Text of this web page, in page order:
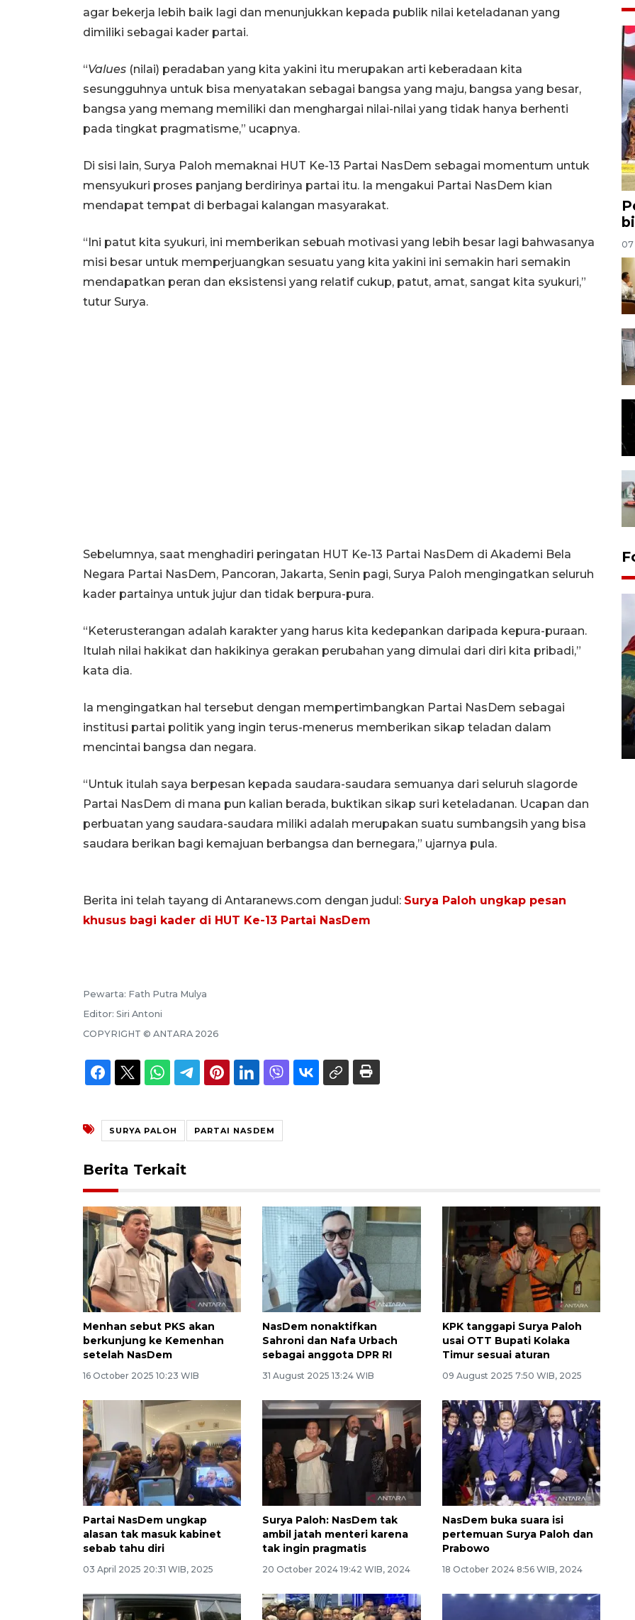
agar bekerja lebih baik lagi dan menunjukkan kepada publik nilai keteladanan yang
dimiliki sebagai kader partai.
“Values (nilai) peradaban yang kita yakini itu merupakan arti keberadaan kita
sesungguhnya untuk bisa menyatakan sebagai bangsa yang maju, bangsa yang besar,
bangsa yang memang memiliki dan menghargai nilai-nilai yang tidak hanya berhenti
pada tingkat pragmatisme,” ucapnya.
Di sisi lain, Surya Paloh memaknai HUT Ke-13 Partai NasDem sebagai momentum untuk
mensyukuri proses panjang berdirinya partai itu. Ia mengakui Partai NasDem kian
mendapat tempat di berbagai kalangan masyarakat.
“Ini patut kita syukuri, ini memberikan sebuah motivasi yang lebih besar lagi bahwasanya
misi besar untuk memperjuangkan sesuatu yang kita yakini ini semakin hari semakin
mendapatkan peran dan eksistensi yang relatif cukup, patut, amat, sangat kita syukuri,”
tutur Surya.
Sebelumnya, saat menghadiri peringatan HUT Ke-13 Partai NasDem di Akademi Bela
Negara Partai NasDem, Pancoran, Jakarta, Senin pagi, Surya Paloh mengingatkan seluruh
kader partainya untuk jujur dan tidak berpura-pura.
“Keterusterangan adalah karakter yang harus kita kedepankan daripada kepura-puraan.
Itulah nilai hakikat dan hakikinya gerakan perubahan yang dimulai dari diri kita pribadi,”
kata dia.
Ia mengingatkan hal tersebut dengan mempertimbangkan Partai NasDem sebagai
institusi partai politik yang ingin terus-menerus memberikan sikap teladan dalam
mencintai bangsa dan negara.
“Untuk itulah saya berpesan kepada saudara-saudara semuanya dari seluruh slagorde
Partai NasDem di mana pun kalian berada, buktikan sikap suri keteladanan. Ucapan dan
perbuatan yang saudara-saudara miliki adalah merupakan suatu sumbangsih yang bisa
saudara berikan bagi kemajuan berbangsa dan bernegara,” ujarnya pula.
Berita ini telah tayang di Antaranews.com dengan judul: Surya Paloh ungkap pesan
khusus bagi kader di HUT Ke-13 Partai NasDem
Pewarta: Fath Putra Mulya
Editor: Siri Antoni
COPYRIGHT © ANTARA 2026
SURYA PALOH PARTAI NASDEM
Berita Terkait
Menhan sebut PKS akan
berkunjung ke Kemenhan
setelah NasDem
16 October 2025 10:23 WIB
NasDem nonaktifkan
Sahroni dan Nafa Urbach
sebagai anggota DPR RI
31 August 2025 13:24 WIB
KPK tanggapi Surya Paloh
usai OTT Bupati Kolaka
Timur sesuai aturan
09 August 2025 7:50 WIB, 2025
Partai NasDem ungkap
alasan tak masuk kabinet
sebab tahu diri
03 April 2025 20:31 WIB, 2025
Surya Paloh: NasDem tak
ambil jatah menteri karena
tak ingin pragmatis
20 October 2024 19:42 WIB, 2024
NasDem buka suara isi
pertemuan Surya Paloh dan
Prabowo
18 October 2024 8:56 WIB, 2024
07
Penggantian konstruksi jalan
Lintas Sumatera di Sumbar